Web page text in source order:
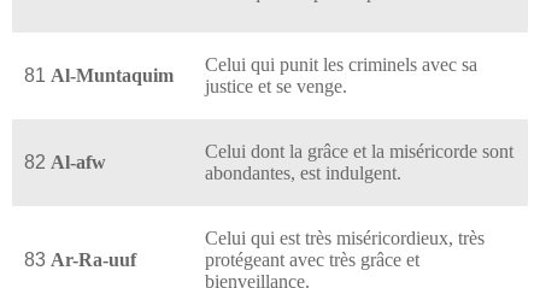
81 Al-Muntaquim
Celui qui punit les criminels avec sa
justice et se venge.
82 Al-afw
Celui dont la grâce et la miséricorde sont
abondantes, est indulgent.
83 Ar-Ra-uuf
Celui qui est très miséricordieux, très
protégeant avec très grâce et
bienveillance.